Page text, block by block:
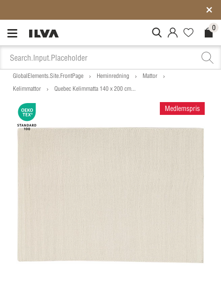
MitIlva.Login 0
GlobalElements.Site.FrontPage Heminredning
Mattor
Kelimmattor
Quebec Kelimmatta 140 x 200 cm...
Medlemspris